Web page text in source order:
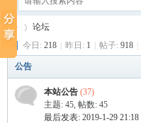
»
论坛
今日: 218 昨日: 1 帖子: 918
公告
本站公告 (37)
主题: 45, 帖数: 45
最后发表: 2019-1-29 21:18